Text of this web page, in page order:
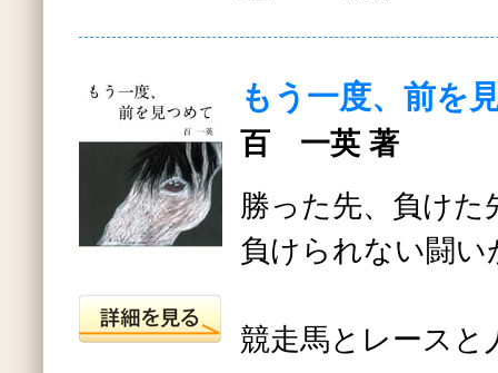
もう一度、前を
百 一英 著
勝った先、負けた
負けられない闘い
競走馬とレースと